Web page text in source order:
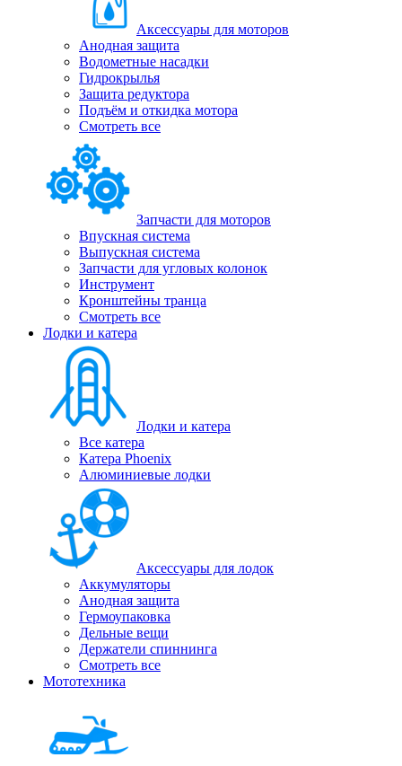
Аксессуары для моторов
Анодная защита
Водометные насадки
Гидрокрылья
Защита редуктора
Подъём и откидка мотора
Смотреть все
Запчасти для моторов
Впускная система
Выпускная система
Запчасти для угловых колонок
Инструмент
Кронштейны транца
Смотреть все
Лодки и катера
Лодки и катера
Все катера
Катера Phoenix
Алюминиевые лодки
Аксессуары для лодок
Аккумуляторы
Анодная защита
Гермоупаковка
Дельные вещи
Держатели спиннинга
Смотреть все
Мототехника